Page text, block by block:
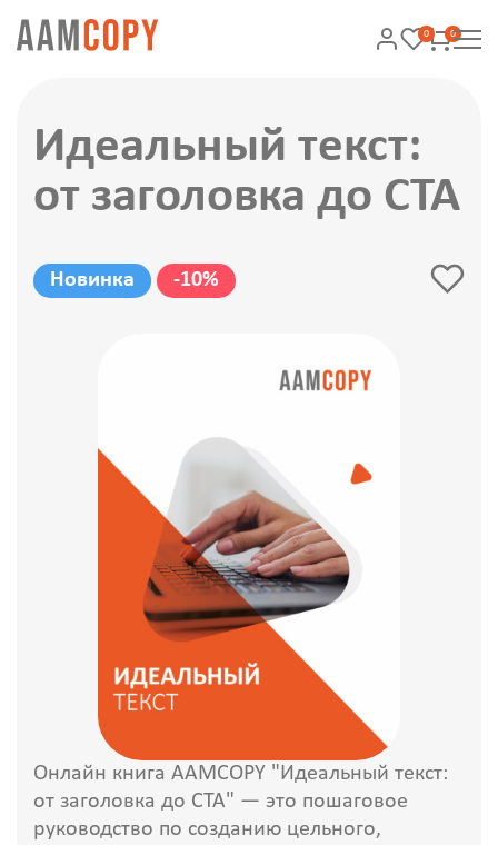
0 0
Идеальный текст:
от заголовка до CTA
Новинка -10%
Онлайн книга AAMCOPY "Идеальный текст:
от заголовка до CTA" — это пошаговое
руководство по созданию цельного,